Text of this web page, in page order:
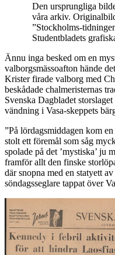
Den ursprungliga
våra arkiv.
”Stockholms-
Studentbladets
Ännu inga besked om en
valborgsmässoafton hände
Krister firade valborg med
beskådade chalmeristernas
Svenska Dagbladet
vändning i Vasa-skeppets
”På lördagsmiddagen kom
stolt ett föremål som såg
spolade på det ’mystiska’ ju
framför allt den finske
där snopna med en statyett
söndagsseglare tappat över